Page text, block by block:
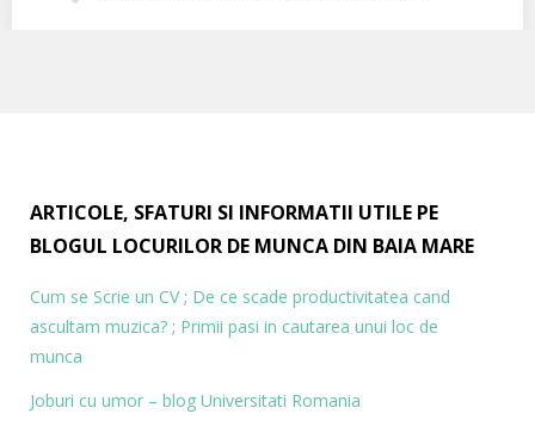
ARTICOLE, SFATURI SI INFORMATII UTILE PE
BLOGUL LOCURILOR DE MUNCA DIN BAIA MARE
Cum se Scrie un CV; De ce scade productivitatea cand
ascultam muzica? ; Primii pasi in cautarea unui loc de
munca
Joburi cu umor – blog Universitati Romania